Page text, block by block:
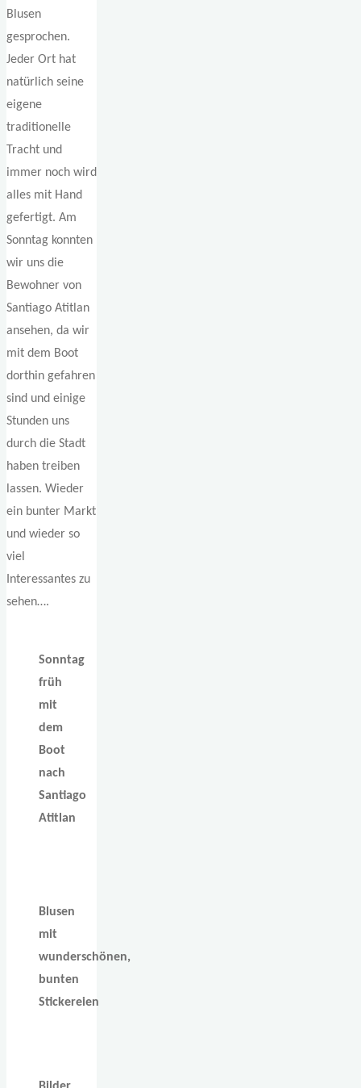
Blusen
gesprochen.
Jeder Ort hat
natürlich seine
eigene
traditionelle
Tracht und
immer noch wird
alles mit Hand
gefertigt. Am
Sonntag konnten
wir uns die
Bewohner von
Santiago Atitlan
ansehen, da wir
mit dem Boot
dorthin gefahren
sind und einige
Stunden uns
durch die Stadt
haben treiben
lassen. Wieder
ein bunter Markt
und wieder so
viel
Interessantes zu
sehen….
Sonntag
früh
mit
dem
Boot
nach
Santiago
Atitlan
Blusen
mit
wunderschönen,
bunten
Stickereien